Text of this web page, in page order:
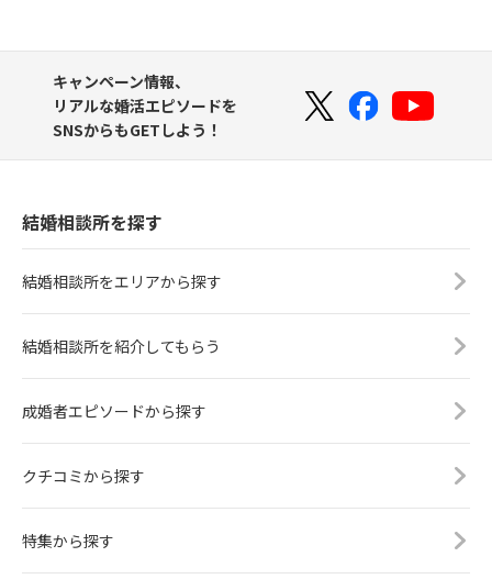
キャンペーン情報、
リアルな婚活エピソードを
SNSからもGETしよう！
結婚相談所を探す
結婚相談所をエリアから探す
結婚相談所を紹介してもらう
成婚者エピソードから探す
クチコミから探す
特集から探す